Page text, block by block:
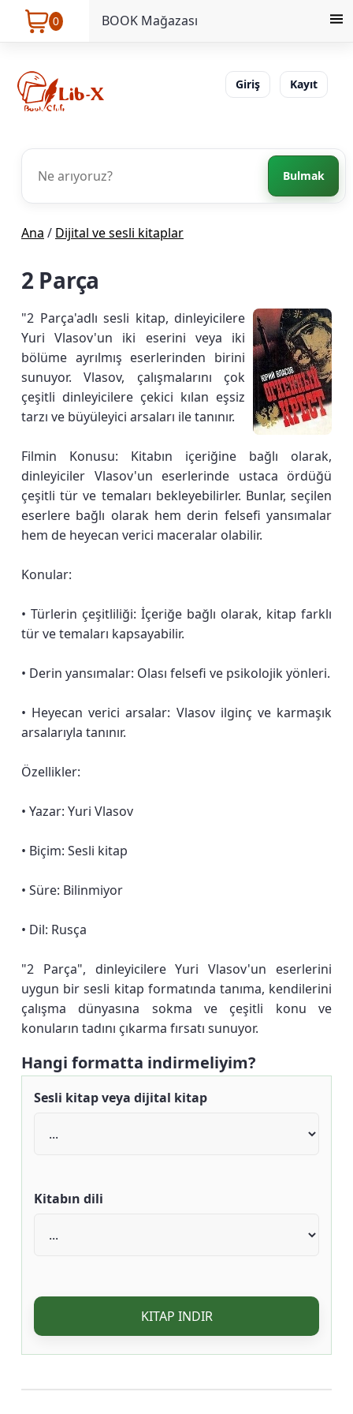
0 BOOK Mağazası
Giriş Kayıt
Bulmak
Ana / Dijital ve sesli kitaplar
2 Parça
"2 Parça'adlı sesli kitap, dinleyicilere
Yuri Vlasov'un iki eserini veya iki
bölüme ayrılmış eserlerinden birini
sunuyor. Vlasov, çalışmalarını çok
çeşitli dinleyicilere çekici kılan eşsiz
tarzı ve büyüleyici arsaları ile tanınır.
Filmin Konusu: Kitabın içeriğine bağlı olarak,
dinleyiciler Vlasov'un eserlerinde ustaca ördüğü
çeşitli tür ve temaları bekleyebilirler. Bunlar, seçilen
eserlere bağlı olarak hem derin felsefi yansımalar
hem de heyecan verici maceralar olabilir.
Konular:
• Türlerin çeşitliliği: İçeriğe bağlı olarak, kitap farklı
tür ve temaları kapsayabilir.
• Derin yansımalar: Olası felsefi ve psikolojik yönleri.
• Heyecan verici arsalar: Vlasov ilginç ve karmaşık
arsalarıyla tanınır.
Özellikler:
• Yazar: Yuri Vlasov
• Biçim: Sesli kitap
• Süre: Bilinmiyor
• Dil: Rusça
"2 Parça", dinleyicilere Yuri Vlasov'un eserlerini
uygun bir sesli kitap formatında tanıma, kendilerini
çalışma dünyasına sokma ve çeşitli konu ve
konuların tadını çıkarma fırsatı sunuyor.
Hangi formatta indirmeliyim?
Sesli kitap veya dijital kitap
Kitabın dili
KITAP INDIR